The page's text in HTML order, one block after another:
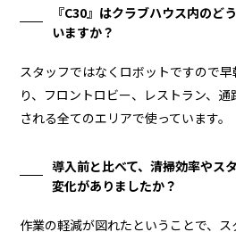
『C30』はクラブハウス内のど
いますか？
スタッフではなくロボットですので
り、フロントロビー、レストラン、
される全てのエリアで使っています。
導入前と比べて、清掃効率やス
変化がありましたか？
作業の軽減が図れたということで、